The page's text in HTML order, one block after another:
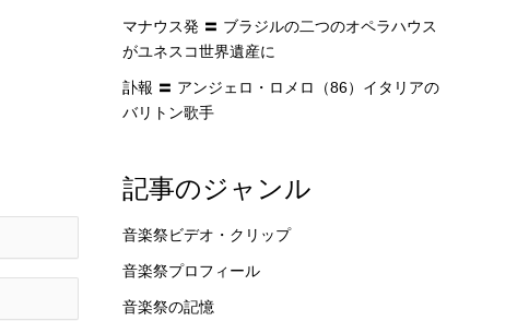
マナウス発 〓 ブラジルの二つのオペラハウス
がユネスコ世界遺産に
訃報 〓 アンジェロ・ロメロ（86）イタリアの
バリトン歌手
記事のジャンル
音楽祭ビデオ・クリップ
音楽祭プロフィール
音楽祭の記憶